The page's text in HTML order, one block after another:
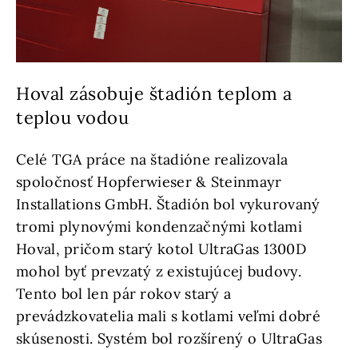
Hoval zásobuje štadión teplom a
teplou vodou
Celé TGA práce na štadióne realizovala
spoločnosť Hopferwieser & Steinmayr
Installations GmbH. Štadión bol vykurovaný
tromi plynovými kondenzačnými kotlami
Hoval, pričom starý kotol UltraGas 1300D
mohol byť prevzatý z existujúcej budovy.
Tento bol len pár rokov starý a
prevádzkovatelia mali s kotlami veľmi dobré
skúsenosti. Systém bol rozšírený o UltraGas